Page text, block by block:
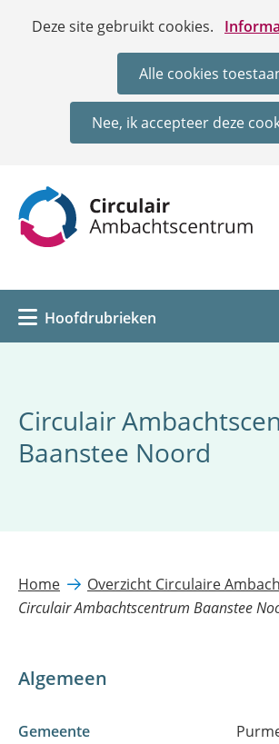
Cookies
Deze site gebruikt cookies.
Hier
deze
website
worden
of
geweigerd.
Alle cookies
Nee, ik accepteer deze
Ga
de
inhoud
Hoofdrubrieken
Circulair
Baanstee Noord
Home
Overzicht Circulaire
Circulair Ambachtscentrum Baanstee
Algemeen
Gemeente